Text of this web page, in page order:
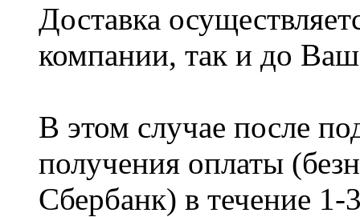
Доставка
компании, так и до
В этом случае после
получения оплаты
Сбербанк) в течение